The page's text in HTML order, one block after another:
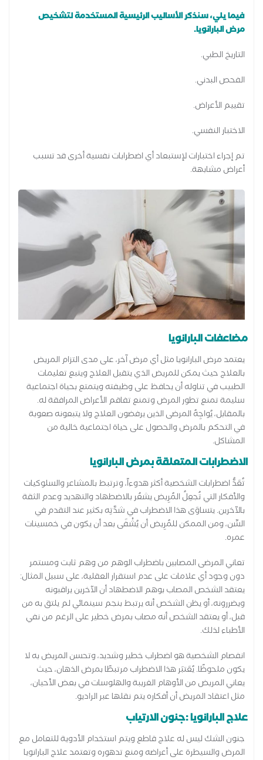
فيما يلي، سنذكر الأساليب الرئيسية المستخدمة لتشخيص
مرض البارانويا.
التاريخ الطبي.
الفحص البدني.
تقييم الأعراض.
الاختبار النفسي.
تم إجراء اختبارات لإستبعاد أي اضطرابات نفسية أخرى قد تسبب
أعراض مشابهة.
مضاعفات البارانويا
يعتمد مرض البارانويا مثل أي مرض آخر، على مدى التزام المريض
بالعلاج حيث يمكن للمريض الذي يتقبل العلاج ويتبع تعليمات
الطبيب في تناوله أن يحافظ على وظيفته ويتمتع بحياة اجتماعية
سليمة تمنع تطور المرض وتمنع تفاقم الأعراض المرافقة له.
بالمقابل، يُواجِهُ المرضى الذين يرفضون العلاج ولا يتبعونه صعوبة
في التحكم بالمرض والحصول على حياة اجتماعية خالية من
المشاكل.
الاضطرابات المتعلقة بمرض البارانويا
تُعَدُّ اضطرابات الشخصية أكثر هدوءاً، وترتبط بالمشاعر والسلوكيات
والأفكار التي تُجعِلُ المُرِيض يشعُر بالاضطهاد والتهديد وعدم الثقة
بالآخرين. يتساوَى هذا الاضطراب في شدَّتِه بكثير عند التقدم في
السِّن، ومن الممكن للمُرِيض أن يُشْفَى بعد أن يكون في خمسينات
عمره.
تعاني المرضى المصابين باضطراب الوهم من وهم ثابت ومستمر
دون وجود أي علامات على عدم استقرار العقلية، على سبيل المثال:
يعتقد الشخص المصاب بوهم الاضطهاد أن الآخرين يراقبونه
ويضررونه، أو يظن الشخص أنه يرتبط بنجم سينمائي لم يلتق به من
قبل، أو يعتقد الشخص أنه مصاب بمرض خطير على الرغم من نفي
الأطباء لذلك.
انفصام الشخصية هو اضطراب خطير وشديد، وتحسن المريض به لا
يكون ملحوظًا. يُعَتبَر هذا الاضطراب مرتبطًا بمرض الذهان، حيث
يعاني المريض من الأوهام الغريبة والهلوسات في بعض الأحيان،
مثل اعتقاد المريض أن أفكاره يتم نقلها عبر الراديو.
علاج البارانويا :جنون الارتياب
جنون الشك ليس له علاج قاطع ويتم استخدام الأدوية للتعامل مع
المرض والسيطرة على أعراضه ومنع تدهوره وتعتمد علاج البارانويا